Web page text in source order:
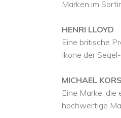
Marken im
HENRI LLOYD
Eine britische
Ikone der
MICHAEL KORS
Eine Marke,
hochwertige